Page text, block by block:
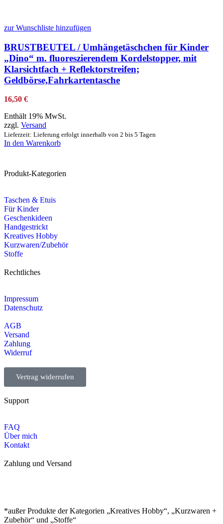
zur Wunschliste hinzufügen
BRUSTBEUTEL / Umhängetäschchen für Kinder
„Dino“ m. fluoreszierendem Kordelstopper, mit
Klarsichtfach + Reflektorstreifen;
Geldbörse,Fahrkartentasche
16,50 €
Enthält 19% MwSt.
zzgl. Versand
Lieferzeit: Lieferung erfolgt innerhalb von 2 bis 5 Tagen
In den Warenkorb
Produkt-Kategorien
Taschen & Etuis
Für Kinder
Geschenkideen
Handgestrickt
Kreatives Hobby
Kurzwaren/Zubehör
Stoffe
Rechtliches
Impressum
Datenschutz
AGB
Versand
Zahlung
Widerruf
Vertrag widerrufen
Support
FAQ
Über mich
Kontakt
Zahlung und Versand
*außer Produkte der Kategorien „Kreatives Hobby“, „Kurzwaren +
Zubehör“ und „Stoffe“